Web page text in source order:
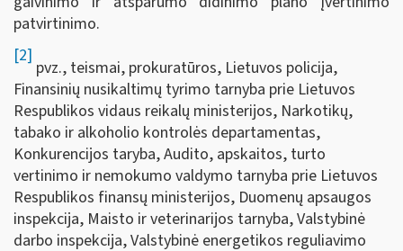
patvirtinimo.
[2]
pvz., teismai, prokuratūros, Lietuvos policija,
Finansinių nusikaltimų tyrimo tarnyba prie Lietuvos
Respublikos vidaus reikalų ministerijos, Narkotikų,
tabako ir alkoholio kontrolės departamentas,
Konkurencijos taryba, Audito, apskaitos, turto
vertinimo ir nemokumo valdymo tarnyba prie Lietuvos
Respublikos finansų ministerijos, Duomenų apsaugos
inspekcija, Maisto ir veterinarijos tarnyba, Valstybinė
darbo inspekcija, Valstybinė energetikos reguliavimo